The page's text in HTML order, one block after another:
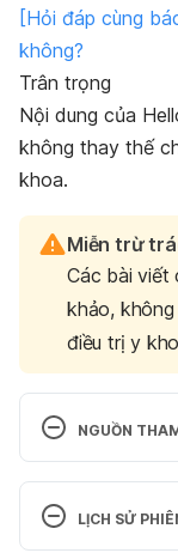
[Hỏi đáp cùng
không?
Trân trọng
Nội dung của
không thay thế
khoa.
Miễn trừ
Các bài viết
khảo,
điều trị y
NGUỒN
Anemia in
https://
LỊCH SỬ